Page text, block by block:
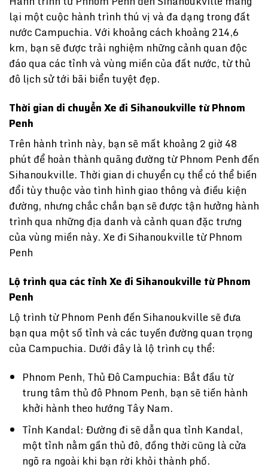
lại một cuộc hành trình thú vị và đa dạng trong đất
nước Campuchia. Với khoảng cách khoảng 214,6
km, bạn sẽ được trải nghiệm những cảnh quan độc
đáo qua các tỉnh và vùng miền của đất nước, từ thủ
đô lịch sử tới bãi biển tuyệt đẹp.
Thời gian di chuyển Xe đi Sihanoukville từ Phnom
Penh
Trên hành trình này, bạn sẽ mất khoảng 2 giờ 48
phút để hoàn thành quãng đường từ Phnom Penh đến
Sihanoukville. Thời gian di chuyển cụ thể có thể biến
đổi tùy thuộc vào tình hình giao thông và điều kiện
đường, nhưng chắc chắn bạn sẽ được tận hưởng hành
trình qua những địa danh và cảnh quan đặc trưng
của vùng miền này. Xe đi Sihanoukville từ Phnom
Penh
Lộ trình qua các tỉnh Xe đi Sihanoukville từ Phnom
Penh
Lộ trình từ Phnom Penh đến Sihanoukville sẽ đưa
bạn qua một số tỉnh và các tuyến đường quan trọng
của Campuchia. Dưới đây là lộ trình cụ thể:
Phnom Penh, Thủ Đô Campuchia: Bắt đầu từ
trung tâm thủ đô Phnom Penh, bạn sẽ tiến hành
khởi hành theo hướng Tây Nam.
Tỉnh Kandal: Đường đi sẽ dẫn qua tỉnh Kandal,
một tỉnh nằm gần thủ đô, đồng thời cũng là cửa
ngõ ra ngoài khi bạn rời khỏi thành phố.